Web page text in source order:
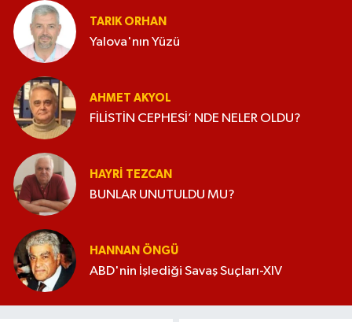
TARIK ORHAN
Yalova'nın Yüzü
AHMET AKYOL
FİLİSTİN CEPHESİ’ NDE NELER OLDU?
HAYRI TEZCAN
BUNLAR UNUTULDU MU?
HANNAN ÖNGÜ
ABD'nin İşlediği Savaş Suçları-XIV